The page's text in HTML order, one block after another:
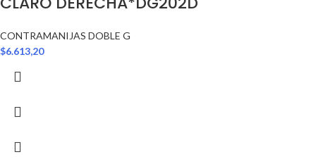
CONTRAMANIJAS DOBLE G
$6.613,20